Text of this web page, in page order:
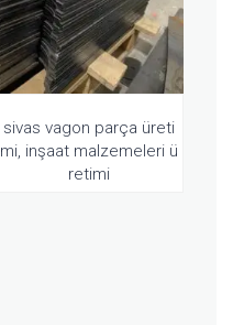
sivas vagon parça üreti
mi, inşaat malzemeleri ü
retimi